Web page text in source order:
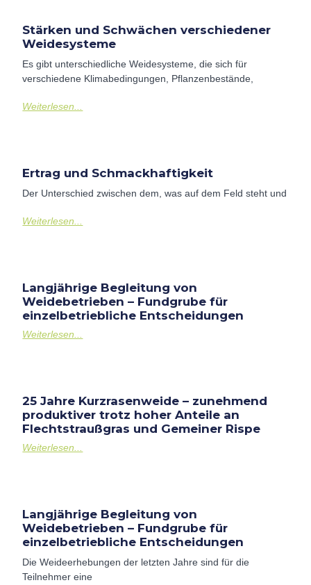
Stärken und Schwächen verschiedener
Weidesysteme
Es gibt unterschiedliche Weidesysteme, die sich für
verschiedene Klimabedingungen, Pflanzenbestände,
Weiterlesen...
Ertrag und Schmackhaftigkeit
Der Unterschied zwischen dem, was auf dem Feld steht und
Weiterlesen...
Langjährige Begleitung von
Weidebetrieben – Fundgrube für
einzelbetriebliche Entscheidungen
Weiterlesen...
25 Jahre Kurzrasenweide – zunehmend
produktiver trotz hoher Anteile an
Flechtstraußgras und Gemeiner Rispe
Weiterlesen...
Langjährige Begleitung von
Weidebetrieben – Fundgrube für
einzelbetriebliche Entscheidungen
Die Weideerhebungen der letzten Jahre sind für die
Teilnehmer eine